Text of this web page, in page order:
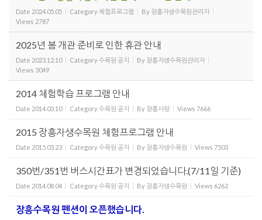
Date 2024.05.05 Category 체험프로그램 By 장흥자생수목원관리자
Views 2787
2025년 봄 개관 준비로 인한 휴관 안내
Date 2023.12.10 Category수목원 공지 By 장흥자생수목원관리자
Views 3049
2014 체험학습 프로그램 안내
Date 2014.03.10 Category수목원 공지 By 장흥사랑 Views 7666
2015 장흥자생수목원 체험프로그램 안내
Date 2015.03.23 Category수목원 공지 By 장흥자생수목원 Views 7503
350번/351번 버스시간표가 변경되었습니다.(7/11일 기준)
Date 2014.08.04 Category수목원 공지 By 장흥자생수목원 Views 6262
장흥수목원 펜션이 오픈했습니다.